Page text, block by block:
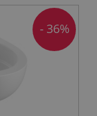
- 36%